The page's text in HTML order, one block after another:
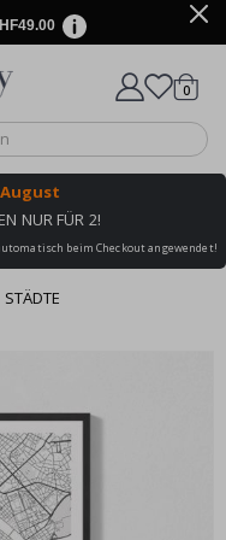
Wagen
0
August
NUR FÜR 2!
beim Checkout angewendet!
STÄDTE